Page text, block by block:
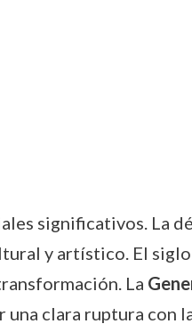
significativos. La
y artístico. El
La
clara ruptura con